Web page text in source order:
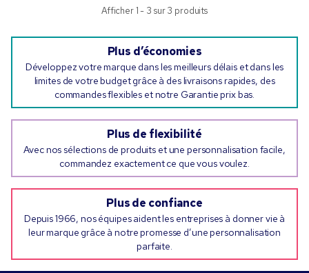
Afficher 1 - 3 sur 3 produits
Plus d’économies
Développez votre marque dans les meilleurs délais et dans les
limites de votre budget grâce à des livraisons rapides, des
commandes flexibles et notre Garantie prix bas.
Plus de flexibilité
Avec nos sélections de produits et une personnalisation facile,
commandez exactement ce que vous voulez.
Plus de confiance
Depuis 1966, nos équipes aident les entreprises à donner vie à
leur marque grâce à notre promesse d’une personnalisation
parfaite.